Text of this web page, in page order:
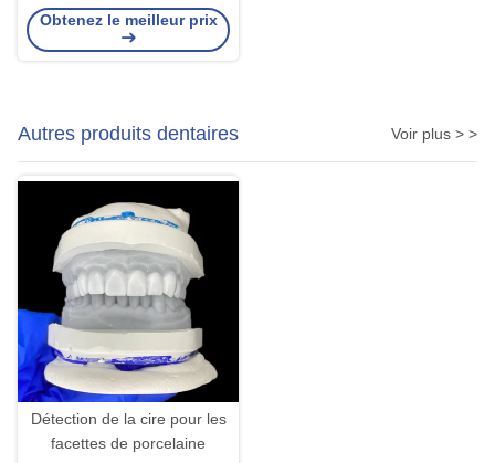
Aligneurs avec une bonne
rétention Prouvée
Obtenez le meilleur prix
Autres produits dentaires Voir plus > >
Détection de la cire pour les
facettes de porcelaine